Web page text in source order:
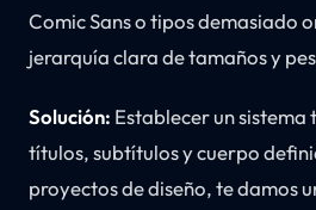
Comic Sans o tipos demasiado
jerarquía clara de tamaños y
Solución: Establecer un
títulos, subtítulos y cuerpo
proyectos de diseño, te damos